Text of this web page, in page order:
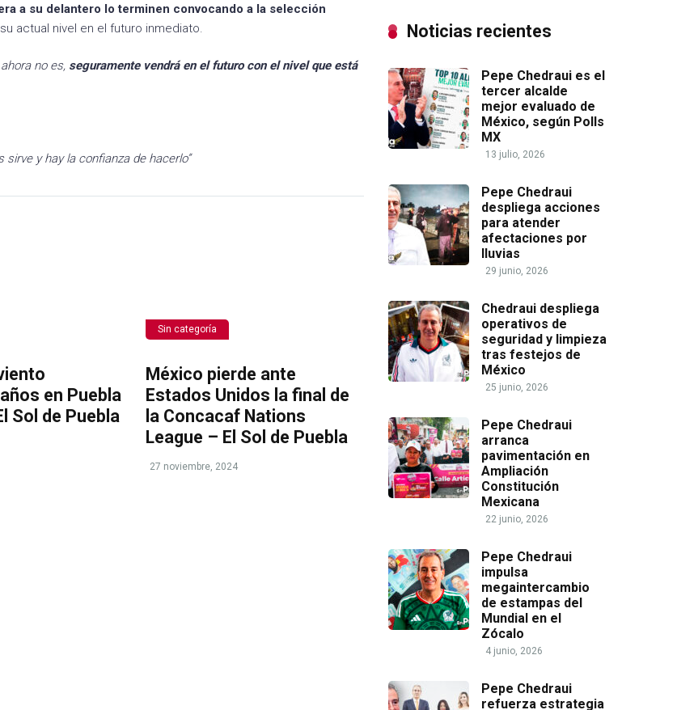
a su delantero lo terminen convocando a la selección
actual nivel en el futuro inmediato.
no es, seguramente vendrá en el futuro con el nivel que está
sirve y hay la confianza de hacerlo”
en Puebla
Sol de Puebla
Sin categoría
México pierde ante
Estados Unidos la final de
la Concacaf Nations
League – El Sol de Puebla
27 noviembre, 2024
Noticias recientes
Pepe Chedraui es el
tercer alcalde
mejor evaluado de
México, según Polls
MX
13 julio, 2026
Pepe Chedraui
despliega acciones
para atender
afectaciones por
lluvias
29 junio, 2026
Chedraui despliega
operativos de
seguridad y limpieza
tras festejos de
México
25 junio, 2026
Pepe Chedraui
arranca
pavimentación en
Ampliación
Constitución
Mexicana
22 junio, 2026
Pepe Chedraui
impulsa
megaintercambio
de estampas del
Mundial en el
Zócalo
4 junio, 2026
Pepe Chedraui
refuerza estrategia